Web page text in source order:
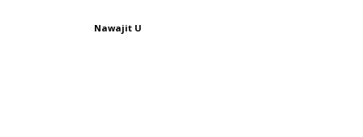
Nawajit U